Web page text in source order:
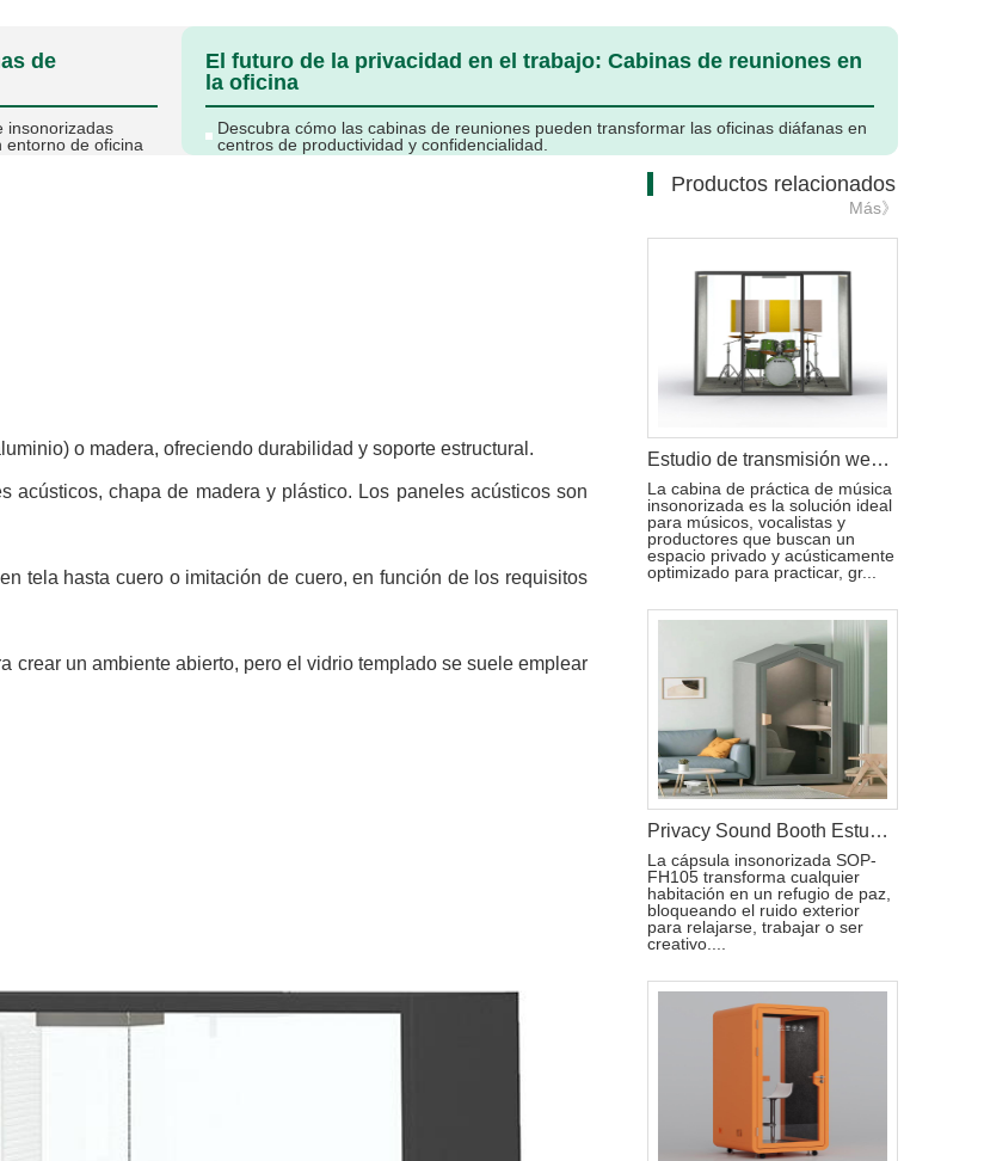
de
insonorizadas
entorno de oficina
El futuro de la privacidad en el trabajo: Cabinas de reuniones en
la oficina
Descubra cómo las cabinas de reuniones pueden transformar las oficinas diáfanas en
centros de productividad y confidencialidad.
o madera, ofreciendo durabilidad y soporte estructural.
acústicos, chapa de madera y plástico. Los paneles acústicos son
tela hasta cuero o imitación de cuero, en función de los requisitos
crear un ambiente abierto, pero el vidrio templado se suele emplear
Productos relacionados
Más》
Estudio de transmisión web en vivo con cabina de música con aislamiento acústico
La cabina de práctica de música
insonorizada es la solución ideal
para músicos, vocalistas y
productores que buscan un
espacio privado y acústicamente
optimizado para practicar, gr...
Privacy Sound Booth Estudio Pod Para El Hogar
La cápsula insonorizada SOP-
FH105 transforma cualquier
habitación en un refugio de paz,
bloqueando el ruido exterior
para relajarse, trabajar o ser
creativo....